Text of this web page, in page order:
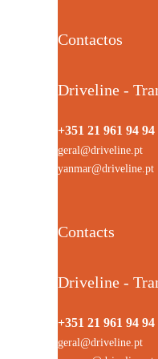
Contactos
Driveline -
+351 21 961 94 94
geral@driveline.pt
yanmar@driveline.pt
Contacts
Driveline -
+351 21 961 94 94
geral@driveline.pt